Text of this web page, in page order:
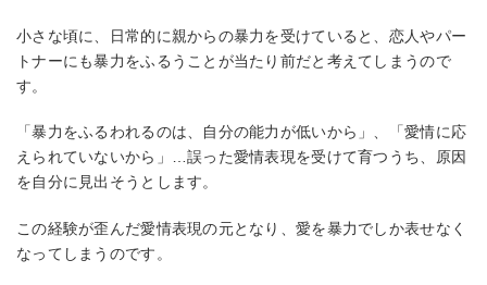
小さな頃に、日常的に親からの暴力を受けていると、恋人やパー
トナーにも暴力をふるうことが当たり前だと考えてしまうので
す。
「暴力をふるわれるのは、自分の能力が低いから」、「愛情に応
えられていないから」…誤った愛情表現を受けて育つうち、原因
を自分に見出そうとします。
この経験が歪んだ愛情表現の元となり、愛を暴力でしか表せなく
なってしまうのです。